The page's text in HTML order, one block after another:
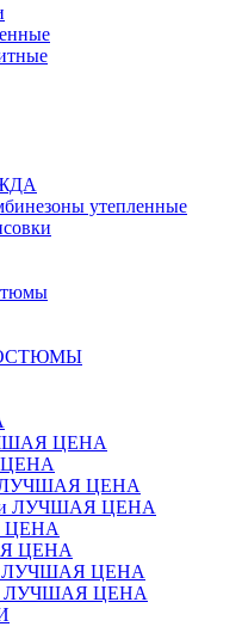
утепленные
ЦЕНА
ЦЕНА
ЛУЧШАЯ ЦЕНА
ЛУЧШАЯ ЦЕНА
ЦЕНА
ЦЕНА
ЛУЧШАЯ ЦЕНА
ЛУЧШАЯ ЦЕНА